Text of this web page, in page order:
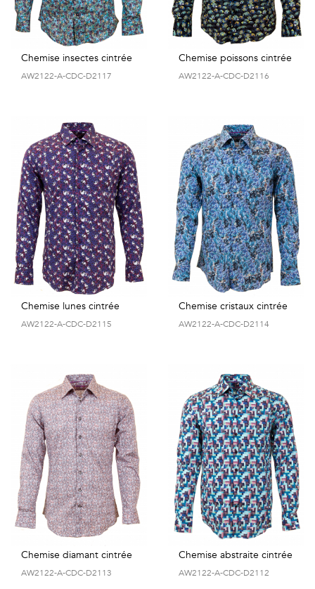
Chemise insectes cintrée
AW2122-A-CDC-D2117
Chemise poissons cintrée
AW2122-A-CDC-D2116
Chemise lunes cintrée
AW2122-A-CDC-D2115
Chemise cristaux cintrée
AW2122-A-CDC-D2114
Chemise diamant cintrée
AW2122-A-CDC-D2113
Chemise abstraite cintrée
AW2122-A-CDC-D2112